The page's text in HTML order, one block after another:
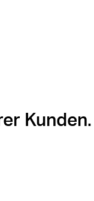
Kunden.